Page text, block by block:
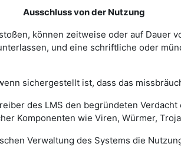
Ausschluss von der Nutzung
können zeitweise oder auf Dauer
und eine schriftliche oder
sichergestellt ist, dass das
des LMS den begründeten
Komponenten wie Viren, Würmer,
Verwaltung des Systems die